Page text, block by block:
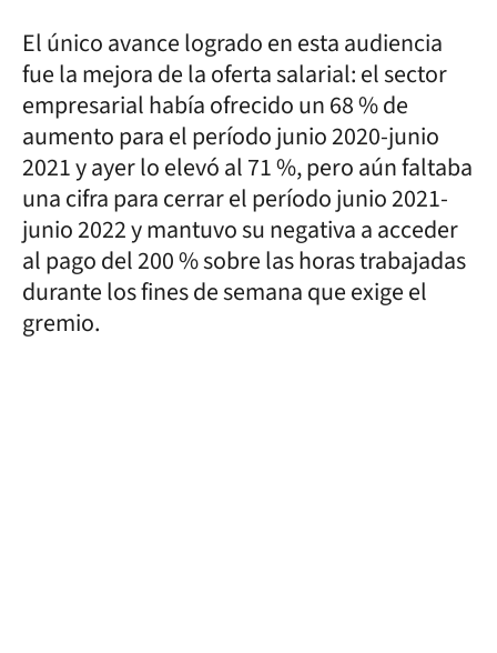
El único avance logrado en esta audiencia
fue la mejora de la oferta salarial: el sector
empresarial había ofrecido un 68 % de
aumento para el período junio 2020-junio
2021 y ayer lo elevó al 71 %, pero aún faltaba
una cifra para cerrar el período junio 2021-
junio 2022 y mantuvo su negativa a acceder
al pago del 200 % sobre las horas trabajadas
durante los fines de semana que exige el
gremio.